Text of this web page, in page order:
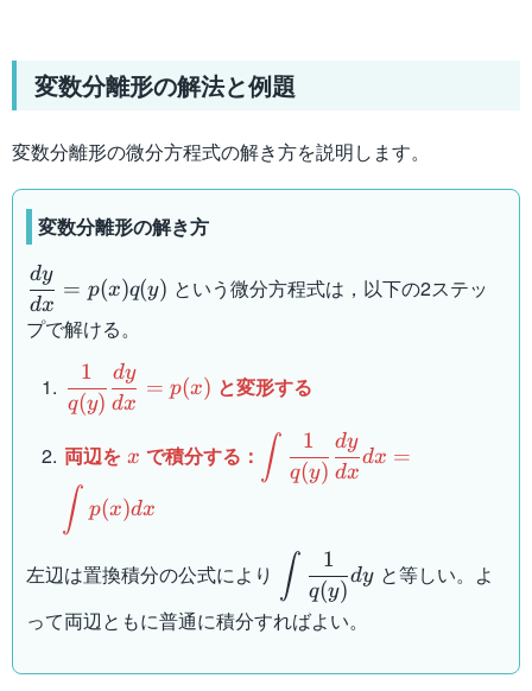
変数分離形の解法と例題
変数分離形の微分方程式の解き方を説明します。
変数分離形の解き方
\dfrac{dy}
{dx}=p(x)q(y)
dx
dy
= p(x)q(y) という微分方程式は，以下の2ステッ
プで解ける。
\dfrac{1}
{q(y)}\dfrac{dy}
q(y)
1
dx
dy
= p(x) と変形する
両辺を x で積分する：
\displaystyle\int
\dfrac{1}
p(x)dx
∫ q(y)
1
dx
dy
dx =
∫ p(x)dx
左辺は置換積分の公式により
\displaystyle\int
\dfrac{1}
{q(y)}dy
∫ q(y)
1
dy と等しい。よ
って両辺ともに普通に積分すればよい。